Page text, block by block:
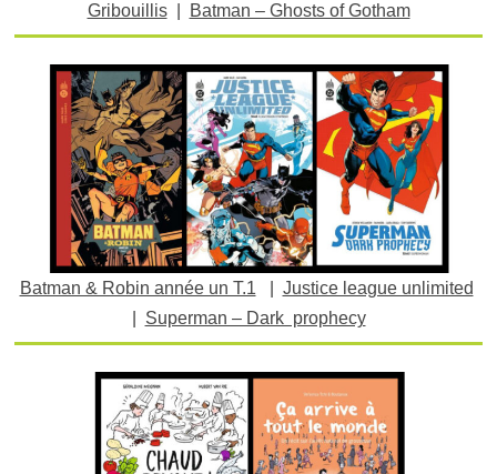
Gribouillis| Batman – Ghosts of Gotham
Batman & Robin année un T.1
Justice league unlimited
Superman – Dark prophecy